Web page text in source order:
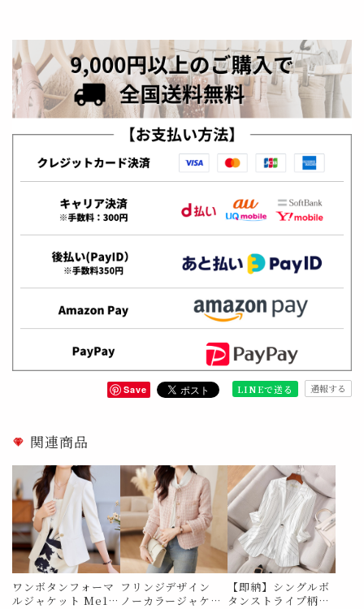
Save LINEで送る 通報する
関連商品
ワンボタンフォーマ
ルジャケット Me11
フリンジデザイン
ノーカラージャケッ
【即納】シングルボ
タンストライプ柄